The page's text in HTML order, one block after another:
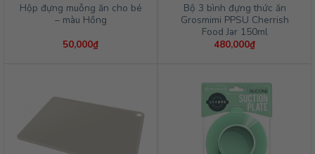
Hộp đựng muỗng ăn cho bé
– màu Hồng
50,000₫
Bộ 3 bình đựng thức ăn
Grosmimi PPSU Cherrish
Food Jar 150ml
480,000₫